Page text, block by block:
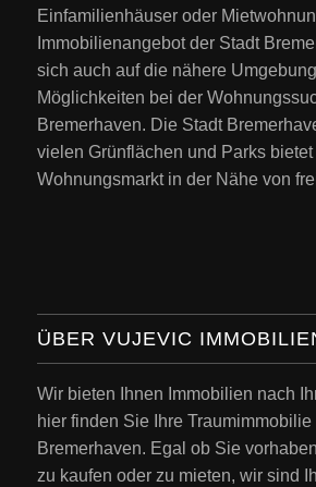
Einfamilienhäuser oder
Immobilienangebot der Stadt
sich auch auf die nähere
Möglichkeiten bei der
Bremerhaven. Die Stadt
vielen Grünflächen und Parks
Wohnungsmarkt in der Nähe von
ÜBER VUJEVIC
Wir bieten Ihnen Immobilien nach
hier finden Sie Ihre Traumimmobilie
Bremerhaven. Egal ob Sie
zu kaufen oder zu mieten, wir sind